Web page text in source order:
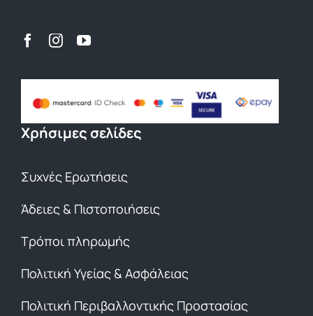
Χρήσιμες σελίδες
Συχνές Ερωτήσεις
Άδειες & Πιστοποιήσεις
Τρόποι πληρωμής
Πολιτική Υγείας & Ασφάλειας
Πολιτική Περιβαλλοντικής Προστασίας